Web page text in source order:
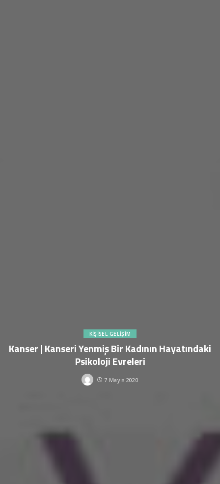
KIŞISEL GELIŞIM
Kanser | Kanseri Yenmiş Bir Kadının Hayatındaki
Psikoloji Evreleri
7 Mayıs 2020